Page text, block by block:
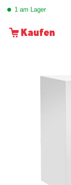
1 am Lager
Kaufen